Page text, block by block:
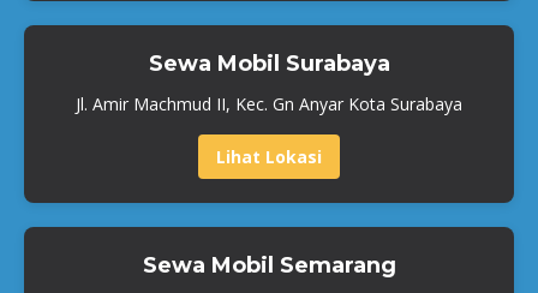
Sewa Mobil Surabaya
Jl. Amir Machmud II, Kec. Gn Anyar Kota Surabaya
Lihat Lokasi
Sewa Mobil Semarang